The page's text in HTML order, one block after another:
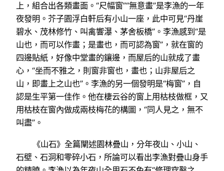
上，組合出各類畫面。“尺幅窗”“無意畫”是李漁的一年
夜發明。芥子園浮白軒后有小山一座，此中可見“丹崖
碧水、茂林修竹、叫禽響瀑、茅舍板橋”。李漁感到“是
山也，而可以作畫；是畫也，而可認為窗”，就在窗的
四邊貼紙，好像中堂畫的鑲邊，而屋后的山就成了畫
心，“坐而不雅之，則窗非窗也，畫也；山非屋后之
山，即畫上之山也”。李漁的另一個發明是“梅窗”，自
認是生平第一佳作。他在棲云谷的窗上用枯枝做框，又
用枯枝在窗內做成兩枝梅花的構圖，“同人見之，無不
叫盡”。
《山石》全篇闡述園林疊山，分年夜山、小山、
石壁、石洞和零碎小石，所論可以看出李漁對疊山身手